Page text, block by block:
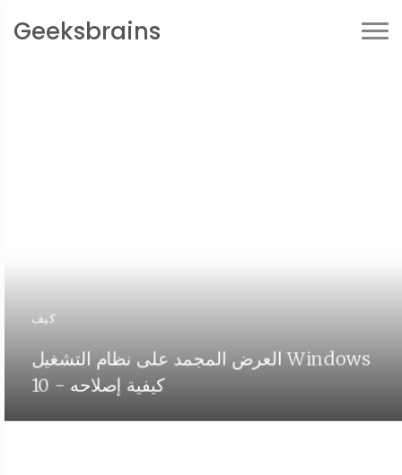
Geeksbrains
كيف
العرض المجمد على نظام التشغيل Windows
10 - كيفية إصلاحه